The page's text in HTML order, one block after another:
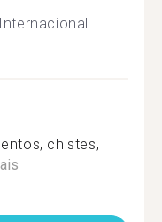
chistes,